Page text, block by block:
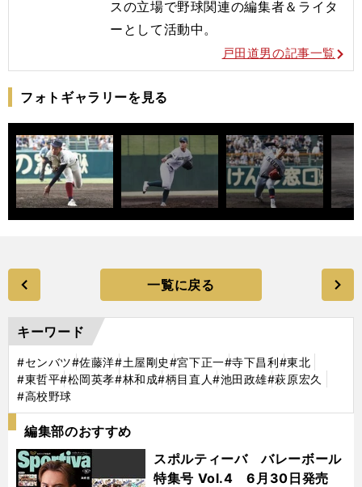
スの立場で野球関連の編集者＆ライタ
ーとして活動中。
戸田道男の記事一覧
フォトギャラリーを見る
一覧に戻る
キーワード
#センバツ#佐藤洋#土屋剛史#宮下正一#寺下昌利#東北
#東哲平#松岡英孝#林和成#柄目直人#池田政雄#萩原宏久
#高校野球
編集部のおすすめ
スポルティーバ バレーボール
特集号 Vol.4 6月30日発売